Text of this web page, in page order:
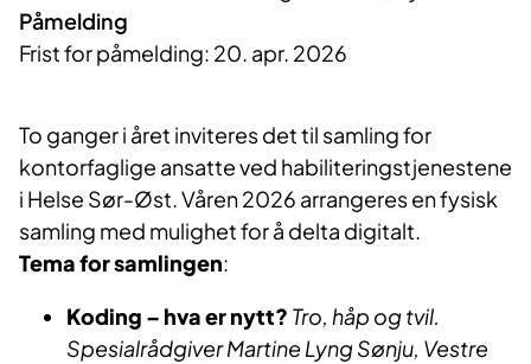
Påmelding
Frist for påmelding: 20. apr. 2026
To ganger i året inviteres det til samling for
kontorfaglige ansatte ved habiliteringstjenestene
i Helse Sør-Øst. Våren 2026 arrangeres en fysisk
samling med mulighet for å delta digitalt.
Tema for samlingen:
Koding – hva er nytt? Tro, håp og tvil.
Spesialrådgiver Martine Lyng Sønju, Vestre